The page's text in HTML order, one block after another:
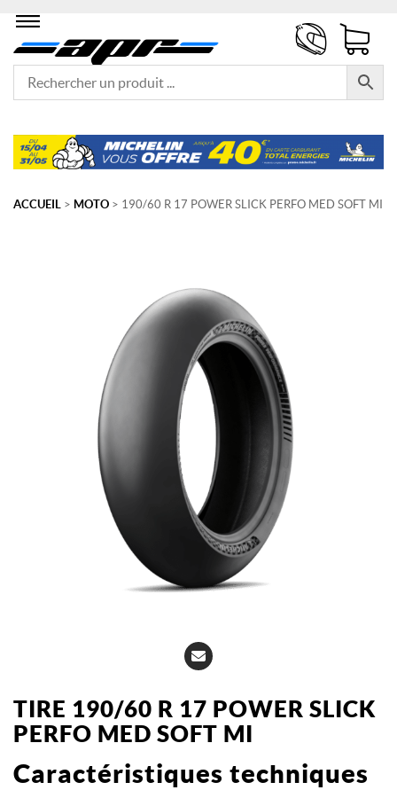
ACCUEIL > MOTO > 190/60 R 17 POWER SLICK PERFO MED SOFT MI
TIRE 190/60 R 17 POWER SLICK
PERFO MED SOFT MI
Caractéristiques techniques